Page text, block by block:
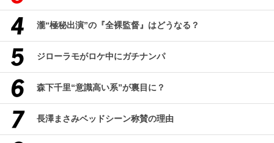
瀧“極秘出演”の『全裸監督』はどうなる？
ジローラモがロケ中にガチナンパ
森下千里“意識高い系”が裏目に？
長澤まさみベッドシーン称賛の理由